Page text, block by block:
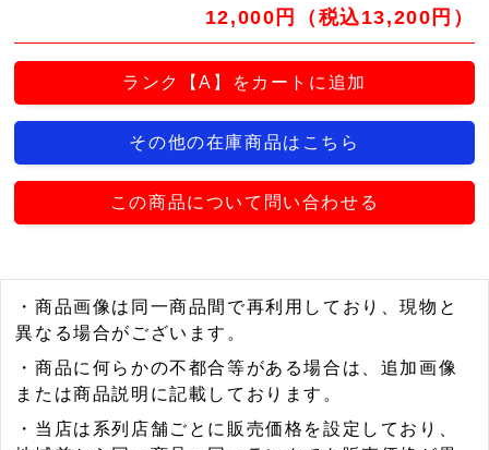
12,000円（税込13,200円）
ランク【A】をカートに追加
その他の在庫商品はこちら
この商品について問い合わせる
・商品画像は同一商品間で再利用しており、現物と
異なる場合がございます。
・商品に何らかの不都合等がある場合は、追加画像
または商品説明に記載しております。
・当店は系列店舗ごとに販売価格を設定しており、